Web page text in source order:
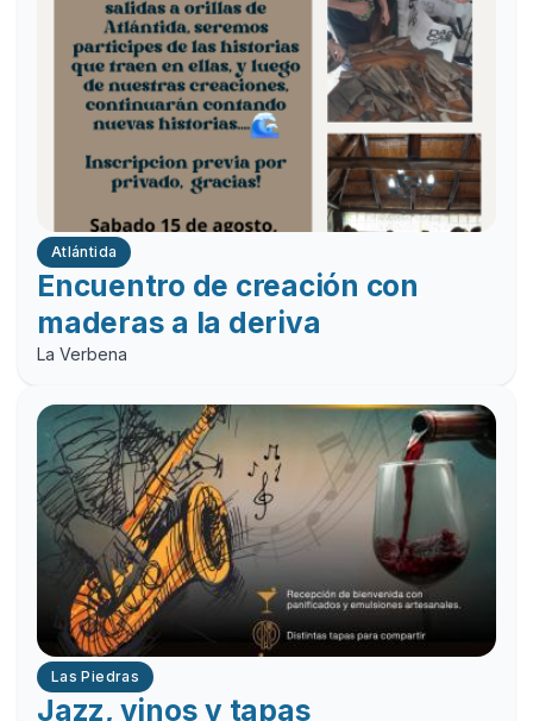
Atlántida
Encuentro de creación con
maderas a la deriva
La Verbena
Las Piedras
Jazz, vinos y tapas